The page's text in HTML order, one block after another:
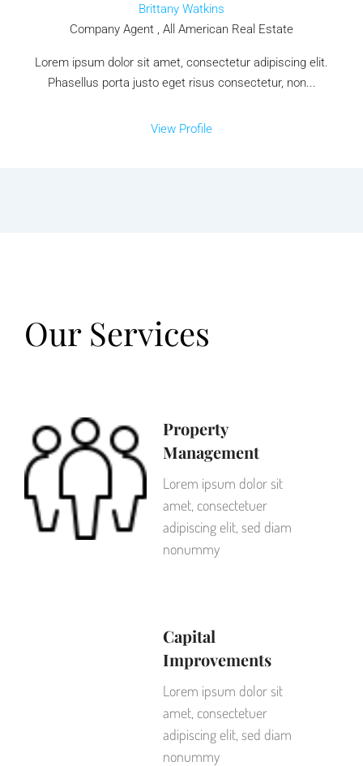
Brittany Watkins
Company Agent , All American Real Estate
Lorem ipsum dolor sit amet, consectetur adipiscing elit.
Phasellus porta justo eget risus consectetur, non...
View Profile
Our Services
Property
Management
Lorem ipsum dolor sit
amet, consectetuer
adipiscing elit, sed diam
nonummy
Capital
Improvements
Lorem ipsum dolor sit
amet, consectetuer
adipiscing elit, sed diam
nonummy